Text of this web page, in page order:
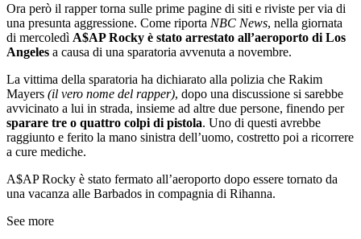
Ora però il rapper torna sulle prime pagine di siti e riviste per via di
una presunta aggressione. Come riporta NBC News, nella giornata
di mercoledì A$AP Rocky è stato arrestato all’aeroporto di Los
Angeles a causa di una sparatoria avvenuta a novembre.
La vittima della sparatoria ha dichiarato alla polizia che Rakim
Mayers (il vero nome del rapper), dopo una discussione si sarebbe
avvicinato a lui in strada, insieme ad altre due persone, finendo per
sparare tre o quattro colpi di pistola. Uno di questi avrebbe
raggiunto e ferito la mano sinistra dell’uomo, costretto poi a ricorrere
a cure mediche.
A$AP Rocky è stato fermato all’aeroporto dopo essere tornato da
una vacanza alle Barbados in compagnia di Rihanna.
See more